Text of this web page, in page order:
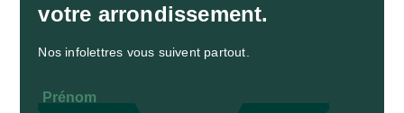
votre arrondissement.
Nos infolettres vous suivent partout.